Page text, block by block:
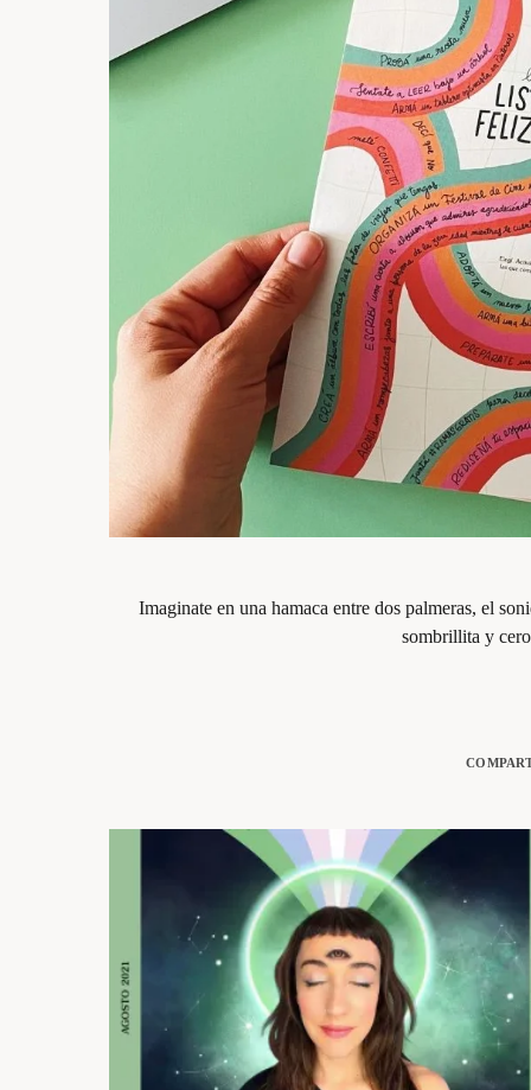
Imaginate en una hamaca entre dos palmeras, el
sombrillita y